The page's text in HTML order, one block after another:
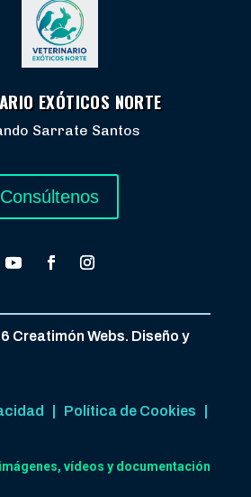
EXÓTICOS NORTE
Sarrate Santos
Consúltenos
Creatimón Webs. Diseño y
Política de Cookies
vídeos y documentación